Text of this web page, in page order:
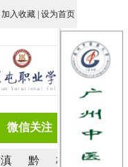
加入收藏 设为首页
微信关注
滇 黔 桂